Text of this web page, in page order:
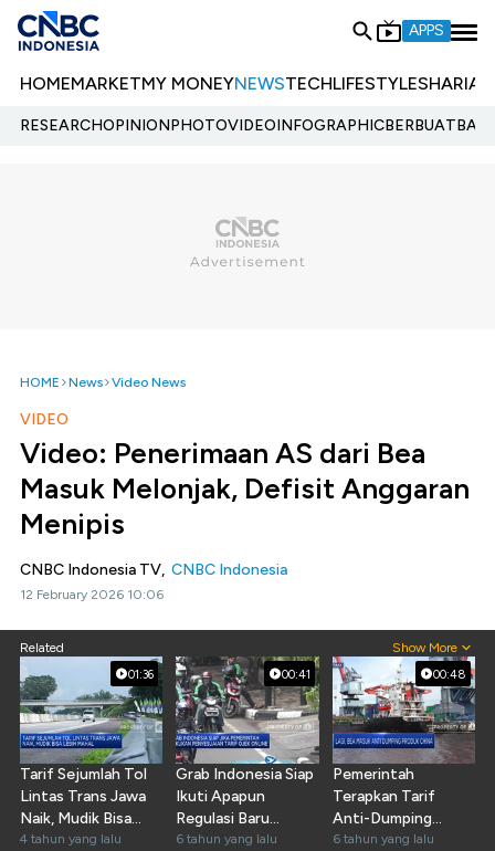
APPS
HOMEMARKETMY MONEYNEWSTECHLIFESTYLESHARIA
RESEARCHOPINIONPHOTOVIDEOINFOGRAPHIC
HOME News Video News
VIDEO
Video: Penerimaan AS dari Bea
Masuk Melonjak, Defisit Anggaran
Menipis
CNBC Indonesia TV, CNBC Indonesia
12 February 2026 10:06
Related Show More
01:36
Tarif Sejumlah Tol
Lintas Trans Jawa
Naik, Mudik Bisa
Mahal
4 tahun yang lalu
00:41
Grab Indonesia Siap
Ikuti Apapun
Regulasi Baru
Kemenhub
6 tahun yang lalu
00:48
Pemerintah
Terapkan Tarif
Anti-Dumping
Produk China
6 tahun yang lalu